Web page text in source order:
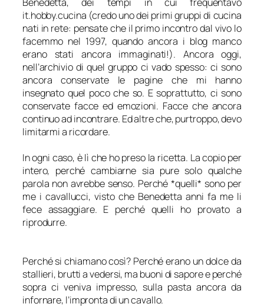
it.hobby.cucina (credo uno dei primi gruppi di cucina
nati in rete: pensate che il primo incontro dal vivo lo
facemmo nel 1997, quando ancora i blog manco
erano stati ancora immaginati!). Ancora oggi,
nell’archivio di quel gruppo ci vado spesso: ci sono
ancora conservate le pagine che mi hanno
insegnato quel poco che so. E soprattutto, ci sono
conservate facce ed emozioni. Facce che ancora
continuo ad incontrare. Ed altre che, purtroppo, devo
limitarmi a ricordare.
In ogni caso, è lì che ho preso la ricetta. La copio per
intero, perché cambiarne sia pure solo qualche
parola non avrebbe senso. Perché *quelli* sono per
me i cavallucci, visto che Benedetta anni fa me li
fece assaggiare. E perché quelli ho provato a
riprodurre.
Perché si chiamano così? Perché erano un dolce da
stallieri, brutti a vedersi, ma buoni di sapore e perché
sopra ci veniva impresso, sulla pasta ancora da
infornare, l’impronta di un cavallo.